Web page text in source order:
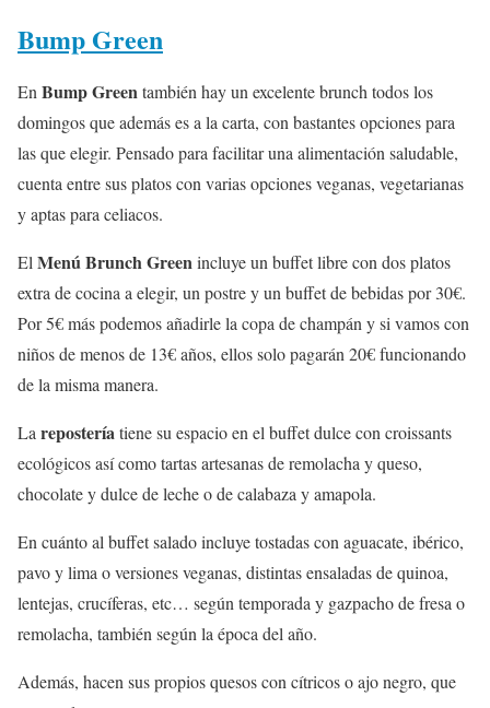
Bump Green
En Bump Green también hay un excelente brunch todos los
domingos que además es a la carta, con bastantes opciones para
las que elegir. Pensado para facilitar una alimentación saludable,
cuenta entre sus platos con varias opciones veganas, vegetarianas
y aptas para celiacos.
El Menú Brunch Green incluye un buffet libre con dos platos
extra de cocina a elegir, un postre y un buffet de bebidas por 30€.
Por 5€ más podemos añadirle la copa de champán y si vamos con
niños de menos de 13€ años, ellos solo pagarán 20€ funcionando
de la misma manera.
La repostería tiene su espacio en el buffet dulce con croissants
ecológicos así como tartas artesanas de remolacha y queso,
chocolate y dulce de leche o de calabaza y amapola.
En cuánto al buffet salado incluye tostadas con aguacate, ibérico,
pavo y lima o versiones veganas, distintas ensaladas de quinoa,
lentejas, crucíferas, etc… según temporada y gazpacho de fresa o
remolacha, también según la época del año.
Además, hacen sus propios quesos con cítricos o ajo negro, que